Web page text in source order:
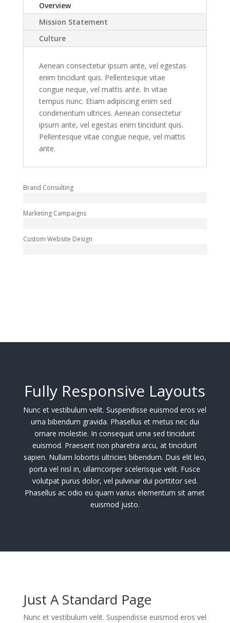
Overview
Mission Statement
Culture
Aenean consectetur ipsum ante, vel egestas
enim tincidunt quis. Pellentesque vitae
congue neque, vel mattis ante. In vitae
tempus nunc. Etiam adipiscing enim sed
condimentum ultrices. Aenean consectetur
ipsum ante, vel egestas enim tincidunt quis.
Pellentesque vitae congue neque, vel mattis
ante.
Brand Consulting
Marketing Campaigns
Custom Website Design
Fully Responsive Layouts
Nunc et vestibulum velit. Suspendisse euismod eros vel
urna bibendum gravida. Phasellus et metus nec dui
ornare molestie. In consequat urna sed tincidunt
euismod. Praesent non pharetra arcu, at tincidunt
sapien. Nullam lobortis ultricies bibendum. Duis elit leo,
porta vel nisl in, ullamcorper scelerisque velit. Fusce
volutpat purus dolor, vel pulvinar dui porttitor sed.
Phasellus ac odio eu quam varius elementum sit amet
euismod justo.
Just A Standard Page
Nunc et vestibulum velit. Suspendisse euismod eros vel